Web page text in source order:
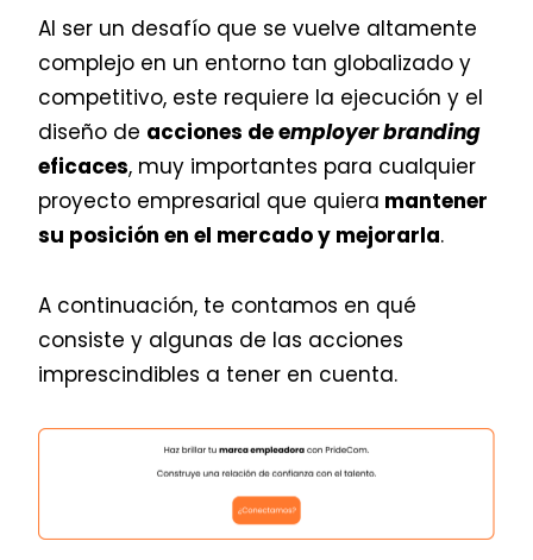
Al ser un desafío que se vuelve altamente
complejo en un entorno tan globalizado y
competitivo, este requiere la ejecución y el
diseño de acciones de employer branding
eficaces, muy importantes para cualquier
proyecto empresarial que quiera mantener
su posición en el mercado y mejorarla.
A continuación, te contamos en qué
consiste y algunas de las acciones
imprescindibles a tener en cuenta.